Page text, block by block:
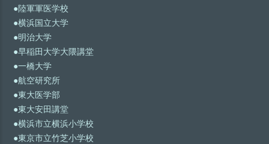
●陸軍軍医学校
●横浜国立大学
●明治大学
●早稲田大学大隈講堂
●一橋大学
●航空研究所
●東大医学部
●東大安田講堂
●横浜市立横浜小学校
●東京市立竹芝小学校